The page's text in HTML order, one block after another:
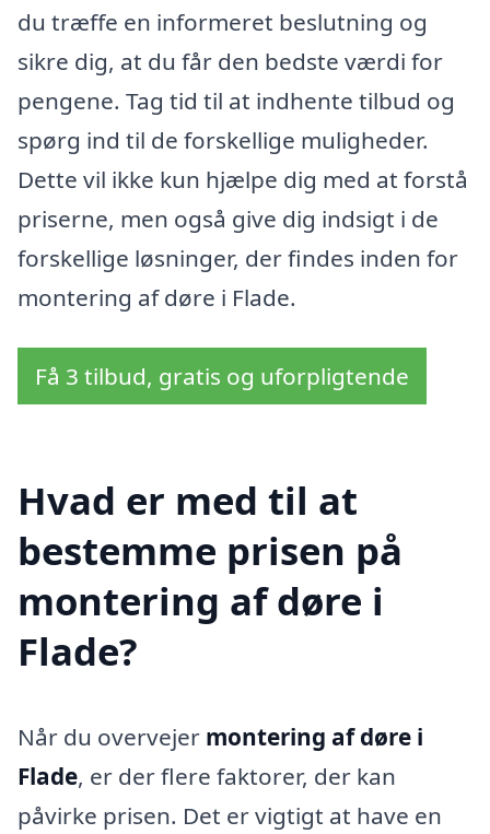
du træffe en informeret beslutning og
sikre dig, at du får den bedste værdi for
pengene. Tag tid til at indhente tilbud og
spørg ind til de forskellige muligheder.
Dette vil ikke kun hjælpe dig med at forstå
priserne, men også give dig indsigt i de
forskellige løsninger, der findes inden for
montering af døre i Flade.
Få 3 tilbud, gratis og uforpligtende
Hvad er med til at
bestemme prisen på
montering af døre i
Flade?
Når du overvejer montering af døre i
Flade, er der flere faktorer, der kan
påvirke prisen. Det er vigtigt at have en